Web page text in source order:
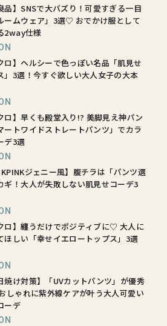
品】SNSで大バズり！可愛すぎる一目
ームウェア」3選♡ おでかけ服として
2way仕様
ロ】ヘルシーで色っぽい名品「肌見せ
」3選！今すぐ欲しい大人女子の大本
ロ】早くも殿堂入り!? 美脚見え神パン
ートワイドストレートパンツ」でカラ
デ3選
ジェニー風】腹チラは「パンツ選
ギ！大人が失敗しない肌見せコーデ3
ロ】纏うだけでポジティブに♡ 大人に
ほしい「幸せイエロートップス」3選
焼け対策】「UVカットパンツ」が優秀
しゃれに紫外線ケアが叶う大人可愛い
ーデ